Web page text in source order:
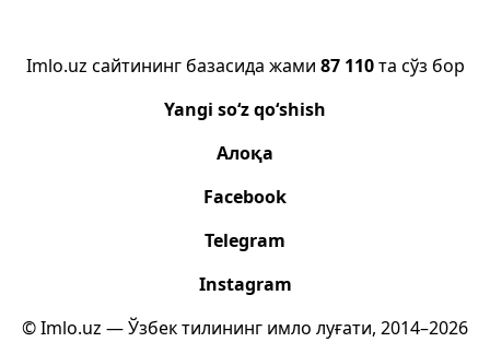
Imlo.uz сайтининг базасида жами 87 110та сўз бор
Yangi so‘z qo‘shish
Алоқа
Facebook
Telegram
Instagram
© Imlo.uz — Ўзбек тилининг имло луғати, 2014–2026